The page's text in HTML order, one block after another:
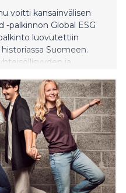
voitti kansainvälisen
palkinnon Global ESG
luovutettiin
Suomeen.
ja
ja naapuriapua
ja avun pyytämisen